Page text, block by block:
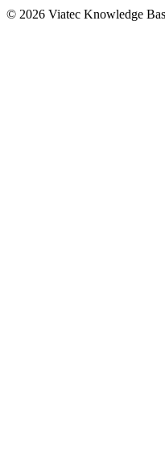
© 2026 Viatec Knowledge